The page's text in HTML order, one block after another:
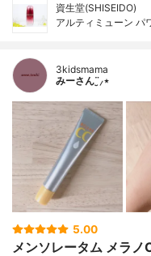
資生堂(SHISEIDO)
アルティミューン パ
3kidsmama
みーさん¨̮⸝⋆
5.00
メンソレータム メラ